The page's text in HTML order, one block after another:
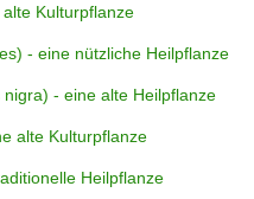
Kulturpflanze
- eine nützliche Heilpflanze
- eine alte Heilpflanze
alte Kulturpflanze
Heilpflanze